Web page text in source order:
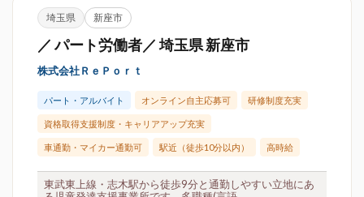
埼玉県 新座市
／ パート労働者／ 埼玉県 新座市
株式会社ＲｅＰｏｒｔ
パート・アルバイト オンライン自主応募可 研修制度充実
資格取得支援制度・キャリアアップ充実
車通勤・マイカー通勤可 駅近（徒歩10分以内） 高時給
東武東上線・志木駅から徒歩9分と通勤しやすい立地にあ